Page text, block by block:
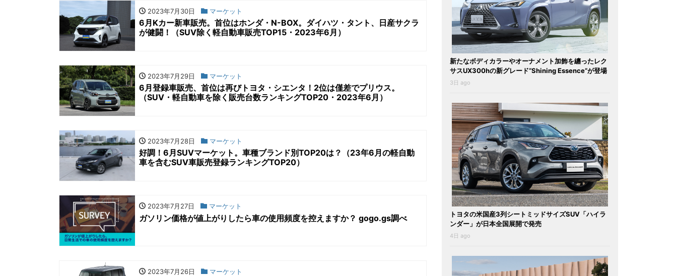
2023年7月30日 マーケット
6月Kカー新車販売。首位はホンダ・N-BOX。ダイハツ・タント、日産サクラ
が健闘！（SUV除く軽自動車販売TOP15・2023年6月）
2023年7月29日 マーケット
6月登録車販売、首位は再びトヨタ・シエンタ！2位は僅差でプリウス。
（SUV・軽自動車を除く販売台数ランキングTOP20・2023年6月）
2023年7月28日 マーケット
好調！6月SUVマーケット。車種ブランド別TOP20は？（23年6月の軽自動
車を含むSUV車販売登録ランキングTOP20）
2023年7月27日 マーケット
ガソリン価格が値上がりしたら車の使用頻度を控えますか？ gogo.gs調べ
2023年7月26日 マーケット
新たなボディカラーやオーナメント加飾を纏ったレク
サスUX300hの新グレード“Shining Essence”が登場
3日 ago
トヨタの米国産3列シートミッドサイズSUV「ハイラ
ンダー」が日本全国展開で発売
4日 ago